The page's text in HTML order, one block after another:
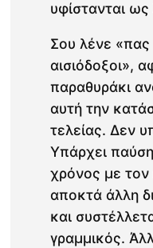
υφίστανται ως
Σου λένε «πας
αισιόδοξοι»,
παραθυράκι
αυτή την
τελείας. Δεν
Υπάρχει
χρόνος με τον
αποκτά άλλη
και
γραμμικός.